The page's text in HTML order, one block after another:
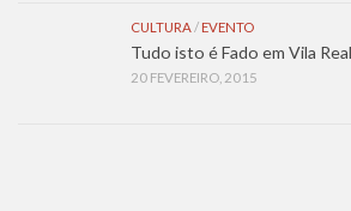
CULTURA/ EVENTO
Tudo isto é Fado em Vila
20 FEVEREIRO, 2015